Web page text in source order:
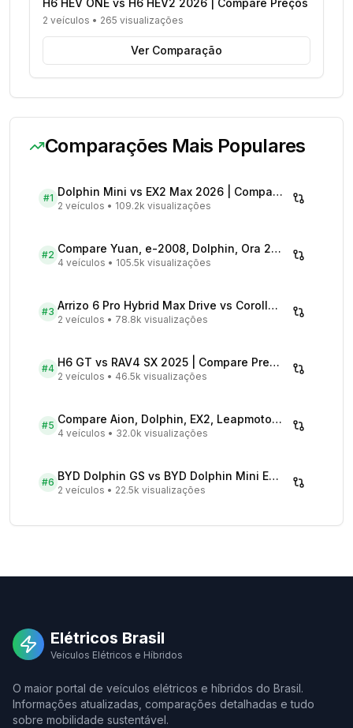
H6 HEV ONE vs H6 HEV2 2026 | Compare Preços
2 veículos • 265 visualizações
Ver Comparação
Comparações Mais Populares
#1 Dolphin Mini vs EX2 Max 2026 | Compare Preços
2 veículos • 109.2k visualizações
#2 Compare Yuan, e-2008, Dolphin, Ora 2026 | Veículos Elétricos
4 veículos • 105.5k visualizações
#3 Arrizo 6 Pro Hybrid Max Drive vs Corolla Cross XRX Hybrid - Comparativo Completo
2 veículos • 78.8k visualizações
#4 H6 GT vs RAV4 SX 2025 | Compare Preços
2 veículos • 46.5k visualizações
#5 Compare Aion, Dolphin, EX2, Leapmotor 2026 | Veículos Elétricos
4 veículos • 32.0k visualizações
#6 BYD Dolphin GS vs BYD Dolphin Mini EV - Comparativo Completo
2 veículos • 22.5k visualizações
Elétricos Brasil
Veículos Elétricos e Híbridos
O maior portal de veículos elétricos e híbridos do Brasil.
Informações atualizadas, comparações detalhadas e tudo
sobre mobilidade sustentável.